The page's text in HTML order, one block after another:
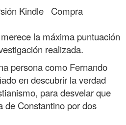
Kindle Compra
la máxima puntuación
realizada.
persona como Fernando
en descubrir la verdad
para desvelar que
de Constantino por dos